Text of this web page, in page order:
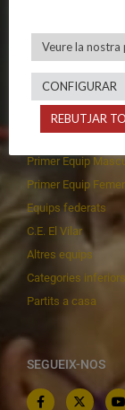
Privadesa a les
CALENDARIS
Primer Equip
Primer Equip
Equips federats
C.E. El Vilar
Altres equips
Categories inferiors
Partits a casa
SEGUEIX-NOS
Veure la
CONFIGURAR
REBUTJAR